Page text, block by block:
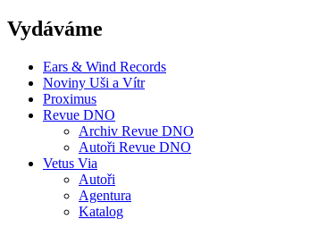
Vydáváme
Ears & Wind Records
Noviny Uši a Vítr
Proximus
Revue DNO
Archiv Revue DNO
Autoři Revue DNO
Vetus Via
Autoři
Agentura
Katalog